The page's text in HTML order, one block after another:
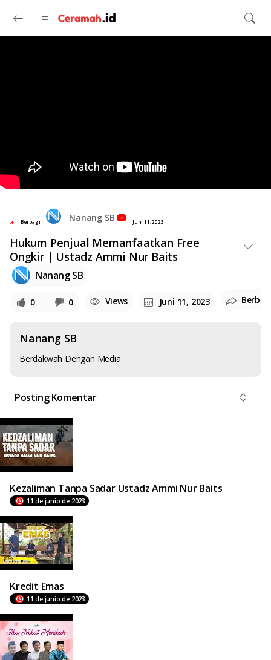
Langsung ke konten utama
Berbagi Nanang SB Juni 11, 2023
Hukum Penjual Memanfaatkan Free
Ongkir | Ustadz Ammi Nur Baits
Nanang SB
0 0 Views Juni 11, 2023
Nanang SB
Berdakwah Dengan Media
Posting Komentar
Kezaliman Tanpa Sadar Ustadz Ammi Nur Baits
11 de junio de 2023
Kredit Emas
11 de junio de 2023